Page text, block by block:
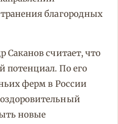
благородных
Саканов считает, что
потенциал. По его
ферм в России
новые